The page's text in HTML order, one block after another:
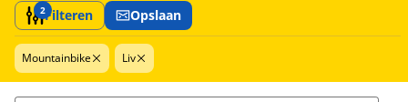
2Filteren Opslaan
Mountainbike Liv